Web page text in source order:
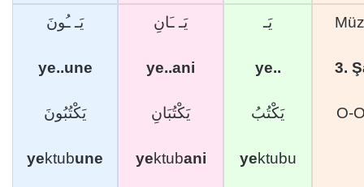
يَـ ـُونَ
ye..une
يَكْتُبُونَ
yektubune
يَـ ـَانِ
ye..ani
يَكْتُبَانِ
yektubani
يَـ
ye..
يَكْتُبُ
yektubu
3.
O-